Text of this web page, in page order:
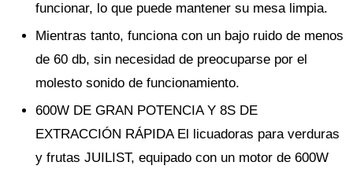
funcionar, lo que puede mantener su mesa limpia.
Mientras tanto, funciona con un bajo ruido de menos
de 60 db, sin necesidad de preocuparse por el
molesto sonido de funcionamiento.
600W DE GRAN POTENCIA Y 8S DE
EXTRACCIÓN RÁPIDA El licuadoras para verduras
y frutas JUILIST, equipado con un motor de 600W